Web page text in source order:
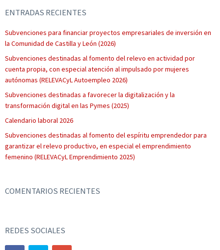
ENTRADAS RECIENTES
Subvenciones para financiar proyectos empresariales de inversión en
la Comunidad de Castilla y León (2026)
Subvenciones destinadas al fomento del relevo en actividad por
cuenta propia, con especial atención al impulsado por mujeres
autónomas (RELEVACyL Autoempleo 2026)
Subvenciones destinadas a favorecer la digitalización y la
transformación digital en las Pymes (2025)
Calendario laboral 2026
Subvenciones destinadas al fomento del espíritu emprendedor para
garantizar el relevo productivo, en especial el emprendimiento
femenino (RELEVACyL Emprendimiento 2025)
COMENTARIOS RECIENTES
REDES SOCIALES